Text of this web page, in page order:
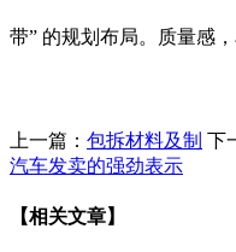
带” 的规划布局。质量感
上一篇： 包拆材料及制 下
汽车发卖的强劲表示
【相关文章】